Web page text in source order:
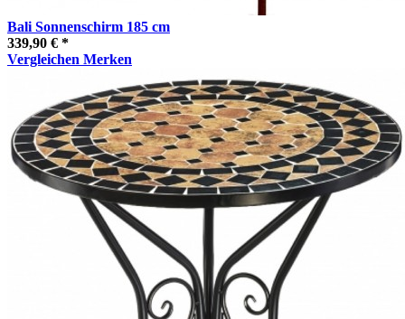
Bali Sonnenschirm 185 cm
339,90 € *
Vergleichen Merken